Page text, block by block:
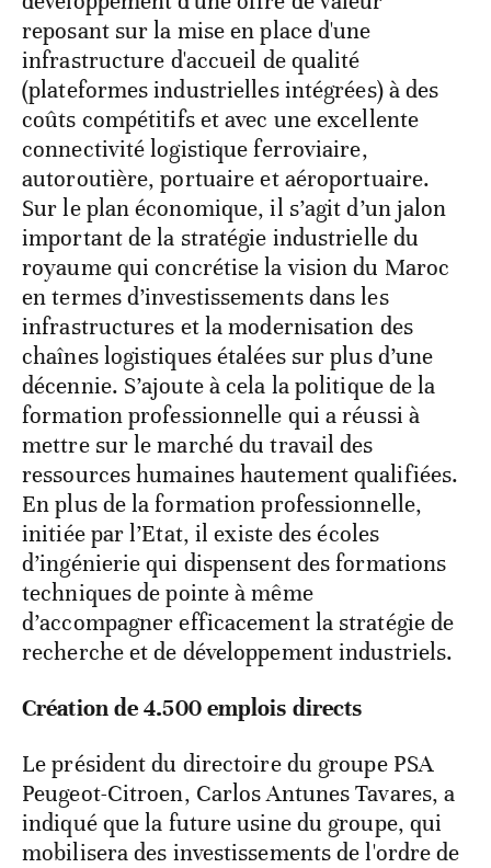
reposant sur la mise en place d'une
infrastructure d'accueil de qualité
(plateformes industrielles intégrées) à des
coûts compétitifs et avec une excellente
connectivité logistique ferroviaire,
autoroutière, portuaire et aéroportuaire.
Sur le plan économique, il s’agit d’un jalon
important de la stratégie industrielle du
royaume qui concrétise la vision du Maroc
en termes d’investissements dans les
infrastructures et la modernisation des
chaînes logistiques étalées sur plus d’une
décennie. S’ajoute à cela la politique de la
formation professionnelle qui a réussi à
mettre sur le marché du travail des
ressources humaines hautement qualifiées.
En plus de la formation professionnelle,
initiée par l’Etat, il existe des écoles
d’ingénierie qui dispensent des formations
techniques de pointe à même
d’accompagner efficacement la stratégie de
recherche et de développement industriels.
Création de 4.500 emplois directs
Le président du directoire du groupe PSA
Peugeot-Citroen, Carlos Antunes Tavares, a
indiqué que la future usine du groupe, qui
mobilisera des investissements de l'ordre de